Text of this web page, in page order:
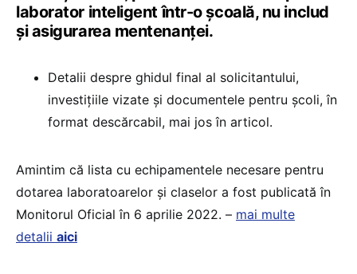
laborator inteligent într-o școală, nu includ
și asigurarea mentenanței.
Detalii despre ghidul final al solicitantului,
investițiile vizate și documentele pentru școli, în
format descărcabil, mai jos în articol.
Amintim că lista cu echipamentele necesare pentru
dotarea laboratoarelor și claselor a fost publicată în
Monitorul Oficial în 6 aprilie 2022. – mai multe
detalii aici